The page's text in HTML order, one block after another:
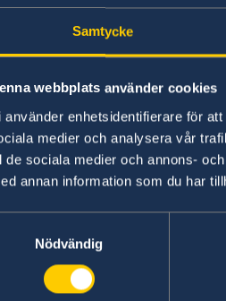
Samtycke
webbplats använder cookies
använder enhetsidentifierare för
medier och analysera vår
de sociala medier och annons-
annan information som du har
Nödvändig
NATO Contact Kontakt